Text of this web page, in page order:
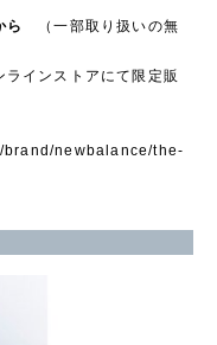
ら
（一部取り扱いの無
インストアにて限定販
newbalance/the-